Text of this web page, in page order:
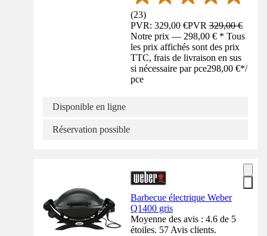
(23)
PVR: 329,00 €PVR329,00 €
Notre prix — 298,00 € * Tous
les prix affichés sont des prix
TTC, frais de livraison en sus
si nécessaire par pce298,00 €*/
pce
Disponible en ligne
Réservation possible
Barbecue électrique Weber
Q1400 gris
Moyenne des avis : 4.6 de 5
étoiles. 57 Avis clients.